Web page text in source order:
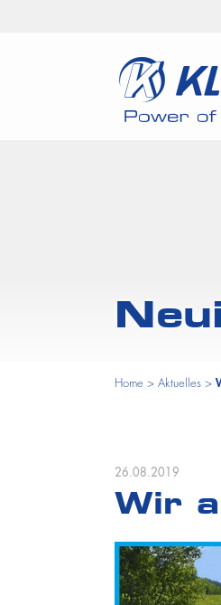
Home > Aktuelles >
26.08.2019
Wir